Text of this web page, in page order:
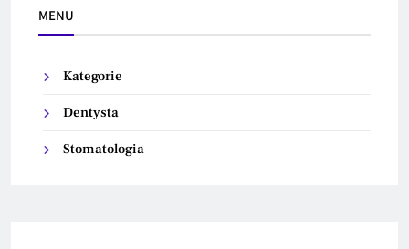
MENU
Kategorie
Dentysta
Stomatologia